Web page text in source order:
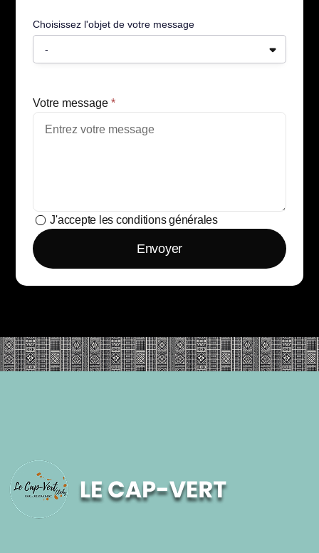
Choisissez l'objet de votre message
Votre message*
J'accepte les conditions générales